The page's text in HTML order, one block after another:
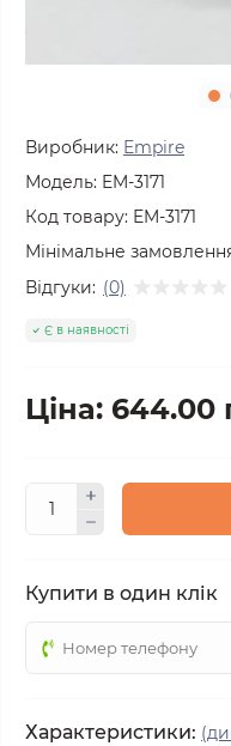
Виробник: Empire
Модель: EM-3171
Код товару: EM-3171
Мінімальне
Відгуки: (0)
Є в наявності
Ціна: 644.00
Купити в один клік
Характеристики: